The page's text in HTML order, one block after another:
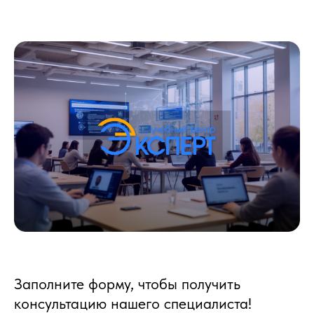
Заполните форму, чтобы получить
консультацию нашего специалиста!